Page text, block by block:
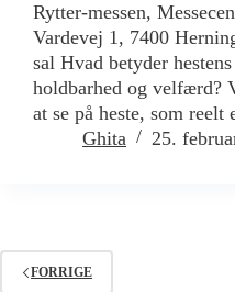
Rytter-messen,
Vardevej 1, 7400
sal Hvad betyder
holdbarhed og velfærd?
at se på heste, som
Ghita
25.
FORRIGE